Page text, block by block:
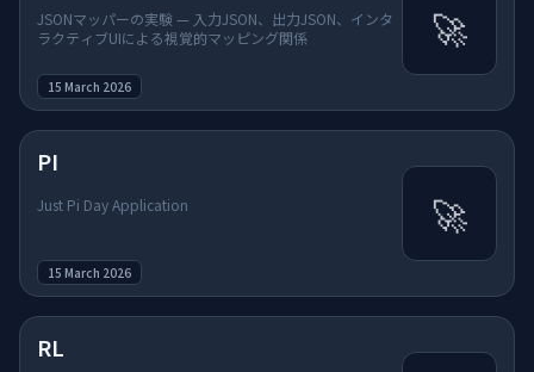
JSONマッパーの実験 — 入力JSON、出力JSON、インタ
ラクティブUIによる視覚的マッピング関係
15 March 2026
🚀
PI
Just Pi Day Application
15 March 2026
🚀
RL